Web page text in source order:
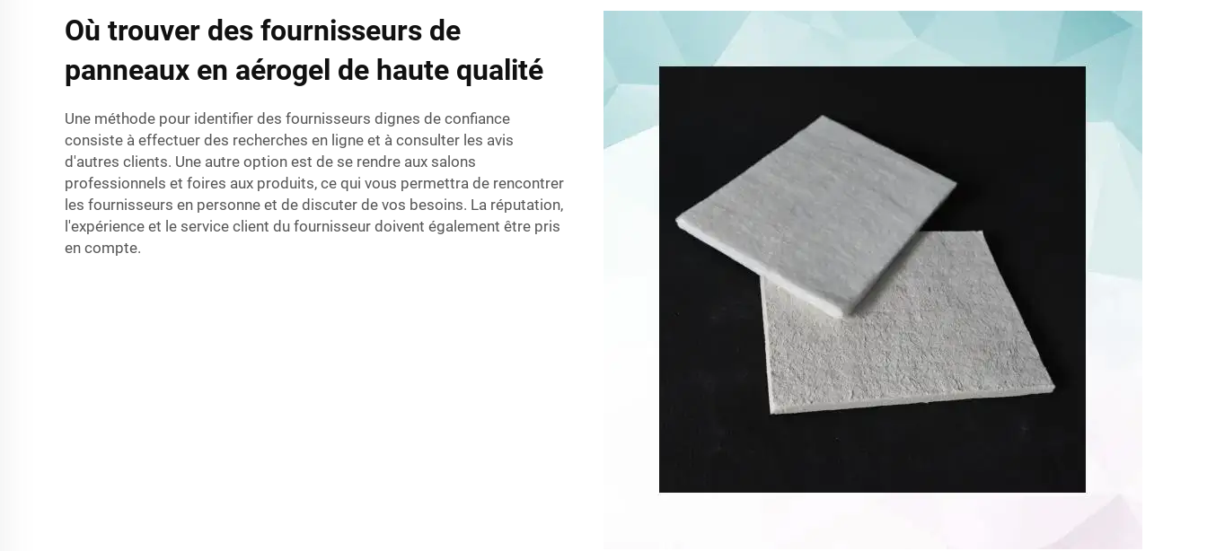
Où trouver des fournisseurs de
panneaux en aérogel de haute qualité
Une méthode pour identifier des fournisseurs dignes de confiance
consiste à effectuer des recherches en ligne et à consulter les avis
d'autres clients. Une autre option est de se rendre aux salons
professionnels et foires aux produits, ce qui vous permettra de rencontrer
les fournisseurs en personne et de discuter de vos besoins. La réputation,
l'expérience et le service client du fournisseur doivent également être pris
en compte.